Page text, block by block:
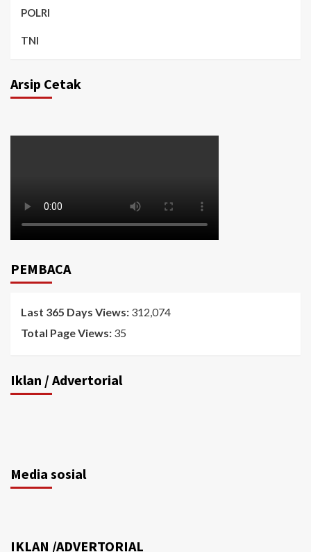
POLRI
TNI
Arsip Cetak
PEMBACA
Last 365 Days Views: 312,074
Total Page Views: 35
Iklan / Advertorial
Media sosial
IKLAN /ADVERTORIAL